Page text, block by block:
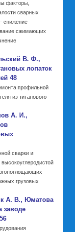
факторы,
сварных
снижение
сжимающих
В. Ф.,
лопаток
48
профильной
из титанового
А. И.,
сварки и
грузовых
А. В., Юматова
заводе